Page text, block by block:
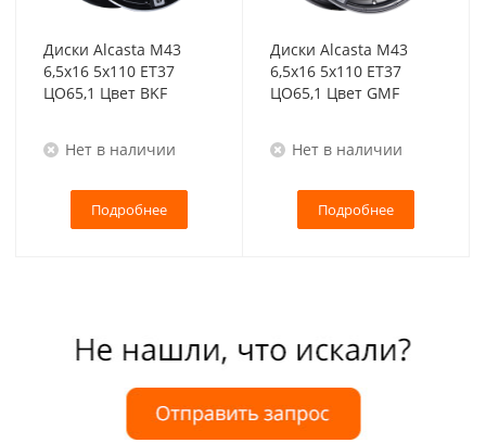
Диски Alcasta M43
6,5x16 5x110 ET37
ЦО65,1 Цвет BKF
Нет в наличии
Подробнее
Диски Alcasta M43
6,5x16 5x110 ET37
ЦО65,1 Цвет GMF
Нет в наличии
Подробнее